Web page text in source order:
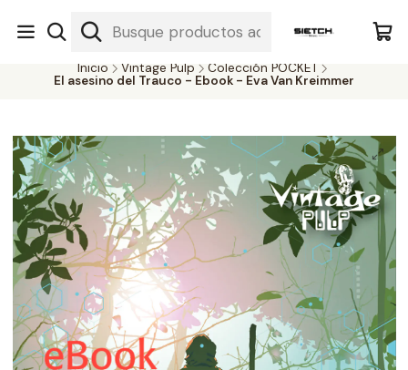
Nuestra librería - Serrano 317 local 3 - Limache.
#SomospartedelSietch
Inicio Vintage Pulp
Colección POCKET
El asesino del Trauco - Ebook - Eva Van Kreimmer